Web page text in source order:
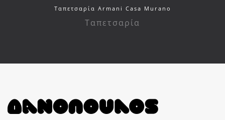
Ταπετσαρία Armani Casa Murano
Ταπετσαρία